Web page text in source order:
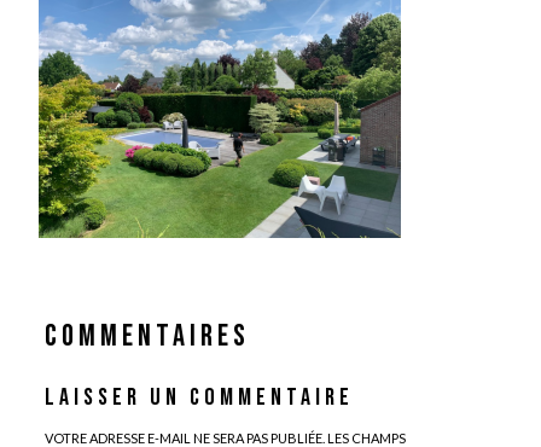
COMMENTAIRES
LAISSER UN COMMENTAIRE
VOTRE ADRESSE E-MAIL NE SERA PAS PUBLIÉE. LES CHAMPS